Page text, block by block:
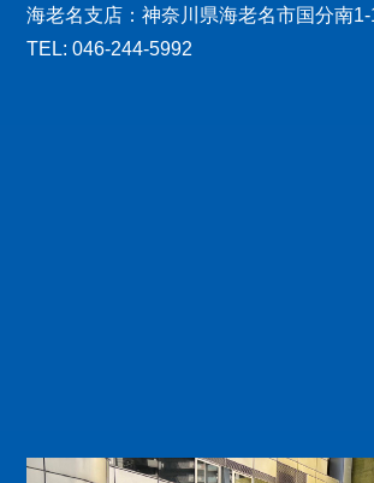
海老名支店：神奈川県海老名市国分南
TEL: 046-244-5992